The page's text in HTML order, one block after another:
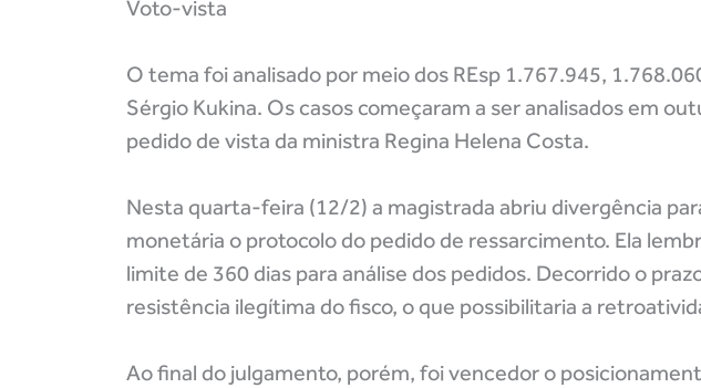
Voto-vista
O tema foi analisado por meio dos REsp 1.767.945,
Sérgio Kukina. Os casos começaram a ser analisados em
pedido de vista da ministra Regina Helena Costa.
Nesta quarta-feira (12/2) a magistrada abriu divergência
monetária o protocolo do pedido de ressarcimento. Ela
limite de 360 dias para análise dos pedidos. Decorrido o
resistência ilegítima do fisco, o que possibilitaria a
Ao final do julgamento, porém, foi vencedor o